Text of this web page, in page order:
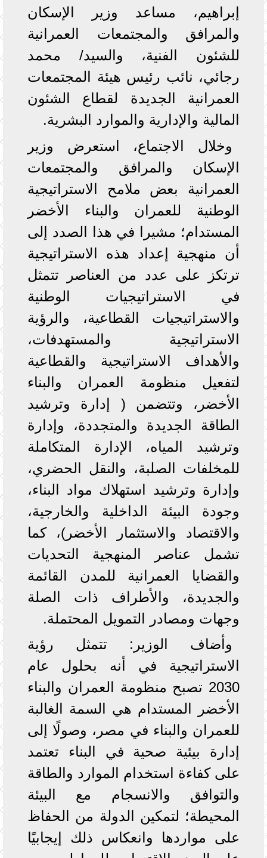
إبراهيم، مساعد وزير الإسكان
والمرافق والمجتمعات العمرانية
للشئون الفنية، والسيد/ محمد
رجائي، نائب رئيس هيئة المجتمعات
العمرانية الجديدة لقطاع الشئون
المالية والإدارية والموارد البشرية.
وخلال الاجتماع، استعرض وزير
الإسكان والمرافق والمجتمعات
العمرانية بعض ملامح الاستراتيجية
الوطنية للعمران والبناء الأخضر
المستدام؛ مشيرا في هذا الصدد إلى
أن منهجية إعداد هذه الاستراتيجية
ترتكز على عدد من العناصر تتمثل
في الاستراتيجيات الوطنية
والاستراتيجيات القطاعية، والرؤية
الاستراتيجية والمستهدفات،
والأهداف الاستراتيجية والقطاعية
لتفعيل منظومة العمران والبناء
الأخضر، وتتضمن ( إدارة وترشيد
الطاقة الجديدة والمتجددة، وإدارة
وترشيد المياه، الإدارة المتكاملة
للمخلفات الصلبة، والنقل الحضري،
وإدارة وترشيد استهلاك مواد البناء،
وجودة البيئة الداخلية والخارجية،
والاقتصاد والاستثمار الأخضر)، كما
تشمل عناصر المنهجية التحديات
والقضايا العمرانية للمدن القائمة
والجديدة، والأطراف ذات الصلة
وجهات ومصادر التمويل المحتملة.
وأضاف الوزير: تتمثل رؤية
الاستراتيجية في أنه بحلول عام
2030 تصبح منظومة العمران والبناء
الأخضر المستدام هي السمة الغالبة
للعمران والبناء في مصر، وصولًا إلى
إدارة بيئية صحية في البناء تعتمد
على كفاءة استخدام الموارد والطاقة
والتوافق والانسجام مع البيئة
المحيطة؛ لتمكين الدولة من الحفاظ
على مواردها وانعكاس ذلك إيجابيًا